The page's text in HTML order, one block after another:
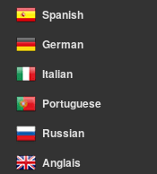
Spanish
German
Italian
Portuguese
Russian
Anglais